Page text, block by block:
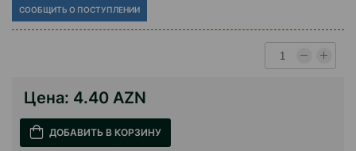
СООБЩИТЬ О ПОСТУПЛЕНИИ
Цена: 4.40 AZN
ДОБАВИТЬ В КОРЗИНУ